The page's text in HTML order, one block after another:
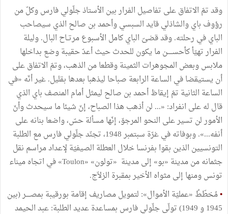
وقد تمّ الاتفاق على تفاصيل الفرار بين الأستاذ جلّولي فارس وكلّ من
رؤوف باي والشاذلي قايد السبسي وأحمد بن صالح الذي سيصاحب
الباي في رحلته. وقد قضىّ الباي كامل الأسبوع مرتــاح البال. وليلة
الفرار تهيّأ كأحســـــن ما يكون للحدث حيث أعدّ حقيبة وضع بداخلها
ملابس وبعض المجوهرات الثمينة وقطعا من الذهب، وتمّ الاتفاق على
أن يستيقضا في الساعة الرابعة صباحا ليذهبا بعدها بقليل. غير أنّه «في
الساعة الثانية تمّ إيقاظ أحمد بن صالح ليمثل أمام المنصف باي الذي
قال له على انفراد: «... لن أذهب هذا الصباح، إنّ شيئا ما سيحدث وأنّ
الأمور لن تسير على النحو المرجوّ، إنّها مسألة حسّ، واضعا بنانه على
أنفه...». وبوفاته في غرّة سبتمبر 1948، تجنّد جلّولي فارس مع الطلبة
التونسيين الذين بقوا بفرنسا خلال العطلة الصيفيّة لإعداد مراسم نقل
جثمانه من مدينة «بو» إلى مدينة «تولون» «Toulon» في اتجاه ميناء
تونس ومنها إلى مثواه الأخير بمقبرة الزلاّج.
•مُخطّطُ «عمليّة الأموال»: لتمويل مصاريف إقامة بورقيبة بمصــــر (بين
1945 و 1949) تولّى جلّولي فارس بمساعدة عديد الطلبة: عبد الحيمد